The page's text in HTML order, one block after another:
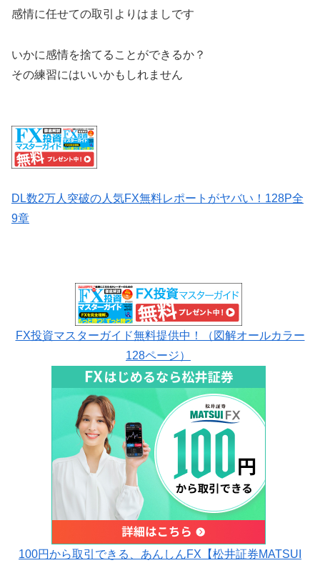
感情に任せての取引よりはましです
いかに感情を捨てることができるか？
その練習にはいいかもしれません
DL数2万人突破の人気FX無料レポートがヤバい！128P全
9章
FX投資マスターガイド無料提供中！（図解オールカラー
128ページ）
100円から取引できる、あんしんFX【松井証券MATSUI